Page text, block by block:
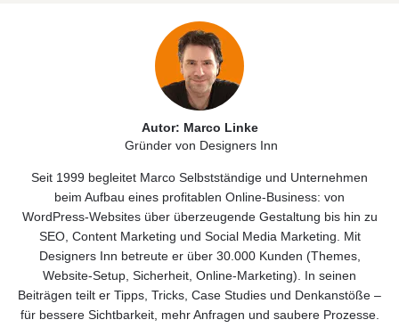
Autor: Marco Linke
Gründer von Designers Inn
Seit 1999 begleitet Marco Selbstständige und Unternehmen
beim Aufbau eines profitablen Online‑Business: von
WordPress‑Websites über überzeugende Gestaltung bis hin zu
SEO, Content Marketing und Social Media Marketing. Mit
Designers Inn betreute er über 30.000 Kunden (Themes,
Website‑Setup, Sicherheit, Online‑Marketing). In seinen
Beiträgen teilt er Tipps, Tricks, Case Studies und Denkanstöße –
für bessere Sichtbarkeit, mehr Anfragen und saubere Prozesse.